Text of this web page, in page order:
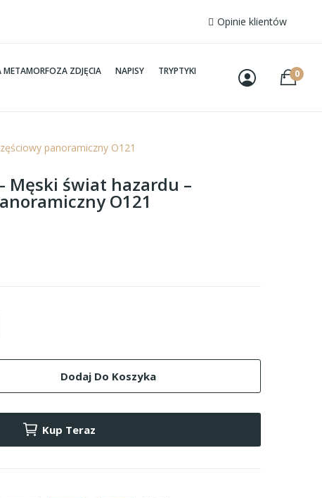
Opinie klientów
METAMORFOZA ZDJĘCIA NAPISY
TRYPTYKI
0
panoramiczny O121
Męski świat hazardu –
O121
Dodaj Do Koszyka
Kup Teraz